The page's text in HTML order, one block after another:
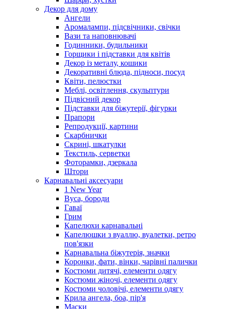
Декор для дому
Ангели
Аромалампи, підсвічники, свічки
Вази та наповнювачі
Годинники, будильники
Горщики і підставки для квітів
Декор із металу, кошики
Декоративні блюда, підноси, посуд
Квіти, пелюстки
Меблі, освітлення, скульптури
Підвісний декор
Підставки для біжутерії, фігурки
Прапори
Репродукції, картини
Скарбнички
Скрині, шкатулки
Текстиль, серветки
Фоторамки, дзеркала
Штори
Карнавальні аксесуари
1 New Year
Вуса, бороди
Гаваї
Грим
Капелюхи карнавальні
Капелюшки з вуаллю, вуалетки, ретро
пов'язки
Карнавальна біжутерія, значки
Коронки, фати, вінки, чарівні палички
Костюми дитячі, елементи одягу
Костюми жіночі, елементи одягу
Костюми чоловічі, елементи одягу
Крила ангела, боа, пір'я
Маски